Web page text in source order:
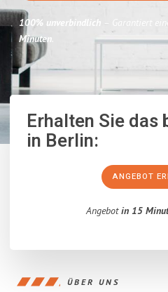
100% unverbindlich – Garantiert
Minuten.
Erhalten Sie das
in Berlin:
ANGEBOT
Angebotin 15
ÜBER UNS